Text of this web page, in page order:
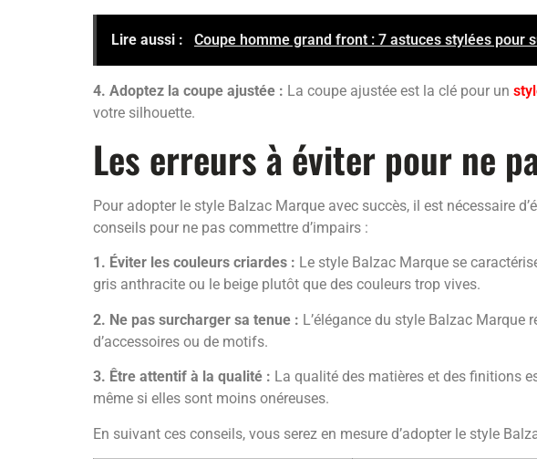
Lire aussi : Coupe homme grand front : 7 astuces stylées pour
4. Adoptez la coupe ajustée : La coupe ajustée est la clé pour un
votre silhouette.
Les erreurs à éviter pour ne
Pour adopter le style Balzac Marque avec succès, il est nécessaire
conseils pour ne pas commettre d’impairs :
1. Éviter les couleurs criardes : Le style Balzac Marque se
gris anthracite ou le beige plutôt que des couleurs trop vives.
2. Ne pas surcharger sa tenue : L’élégance du style Balzac Marque
d’accessoires ou de motifs.
3. Être attentif à la qualité : La qualité des matières et des finitions
même si elles sont moins onéreuses.
En suivant ces conseils, vous serez en mesure d’adopter le style